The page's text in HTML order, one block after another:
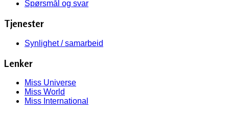
Spørsmål og svar
Tjenester
Synlighet / samarbeid
Lenker
Miss Universe
Miss World
Miss International